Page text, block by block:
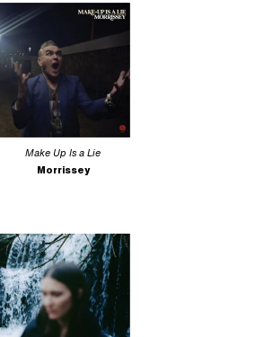
Make Up Is a Lie
Morrissey